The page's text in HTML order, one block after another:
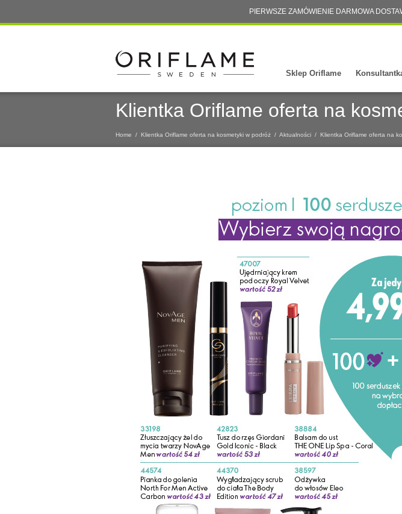
PIERWSZE ZAMÓWIENIE DARMOWA
Sklep Oriflame
Klientka Oriflame oferta na
Home / Klientka Oriflame oferta na kosmetyki w podróż / Aktualności / Klientka Oriflame oferta na